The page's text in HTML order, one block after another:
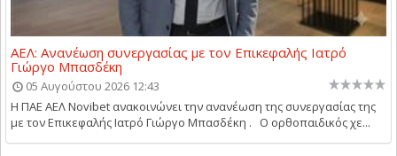
ΑΕΛ: Ανανέωση συνεργασίας με τον Επικεφαλής Ιατρό
Γιώργο Μπασδέκη
05 Αυγούστου 2026 12:43
Η ΠΑΕ ΑΕΛ Novibet ανακοινώνει την ανανέωση της συνεργασίας της
με τον Επικεφαλής Ιατρό Γιώργο Μπασδέκη . Ο ορθοπαιδικός χε...